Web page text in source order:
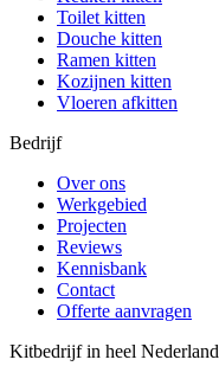
Toilet kitten
Douche kitten
Ramen kitten
Kozijnen kitten
Vloeren afkitten
Bedrijf
Over ons
Werkgebied
Projecten
Reviews
Kennisbank
Contact
Offerte aanvragen
Kitbedrijf in heel Nederland